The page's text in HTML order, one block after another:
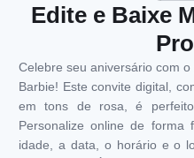
Edite e Baixe
Celebre seu aniversário com
Barbie! Este convite digital,
em tons de rosa, é
Personalize online de
idade, a data, o horário e o